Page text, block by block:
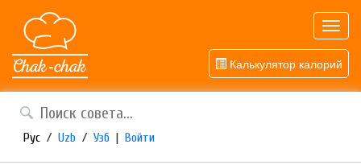
Калькулятор калорий
Рус / Uzb / Узб | Войти